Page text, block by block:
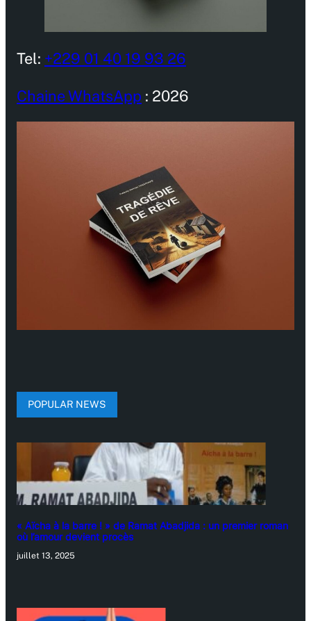
Tel: +229 01 40 19 93 26
Chaine WhatsApp : 2026
POPULAR NEWS
« Aïcha à la barre ! » de Ramat Abadjida : un premier roman
où l’amour devient procès
juillet 13, 2025